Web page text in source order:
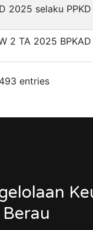
2025 selaku PPKD
2 TA 2025 BPKAD
entries